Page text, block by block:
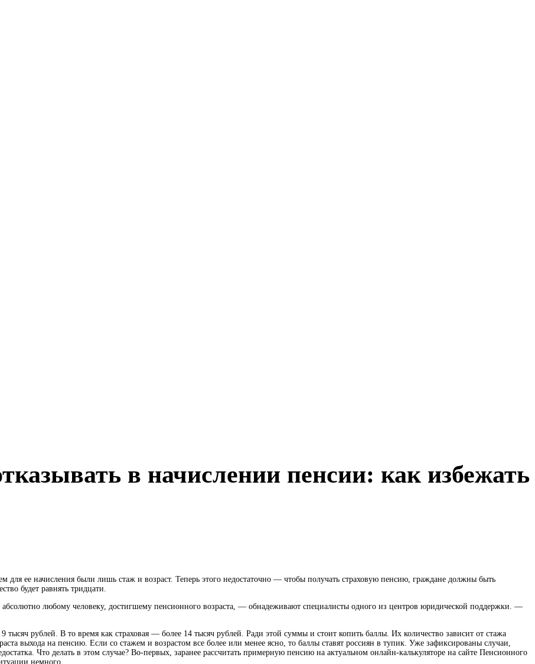
в начислении пенсии: как избежать
ее начисления были лишь стаж и возраст. Теперь этого недостаточно — чтобы получать страховую пенсию, граждане должны быть
будет равнять тридцати.
любому человеку, достигшему пенсионного возраста, — обнадеживают специалисты одного из центров юридической поддержки. —
тысяч рублей. В то время как страховая — более 14 тысяч рублей. Ради этой суммы и стоит копить баллы. Их количество зависит от стажа
выхода на пенсию. Если со стажем и возрастом все более или менее ясно, то баллы ставят россиян в тупик. Уже зафиксированы случаи,
Что делать в этом случае? Во-первых, заранее рассчитать примерную пенсию на актуальном онлайн-калькуляторе на сайте Пенсионного
немного.